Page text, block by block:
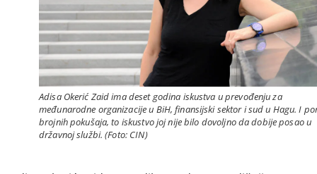
Adisa Okerić Zaid ima deset godina iskustva u prevođenju za
međunarodne organizacije u BiH, finansijski sektor i sud u Hagu. I
brojnih pokušaja, to iskustvo joj nije bilo dovoljno da dobije posao u
državnoj službi. (Foto: CIN)